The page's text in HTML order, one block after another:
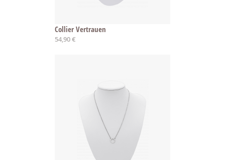
Collier Vertrauen
54,90 €